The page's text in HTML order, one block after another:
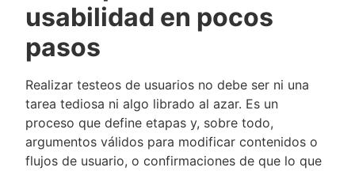
usabilidad en pocos
pasos
Realizar testeos de usuarios no debe ser ni una
tarea tediosa ni algo librado al azar. Es un
proceso que define etapas y, sobre todo,
argumentos válidos para modificar contenidos o
flujos de usuario, o confirmaciones de que lo que